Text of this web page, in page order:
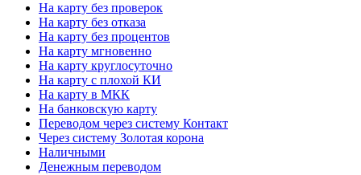
На карту без проверок
На карту без отказа
На карту без процентов
На карту мгновенно
На карту круглосуточно
На карту с плохой КИ
На карту в МКК
На банковскую карту
Переводом через систему Контакт
Через систему Золотая корона
Наличными
Денежным переводом